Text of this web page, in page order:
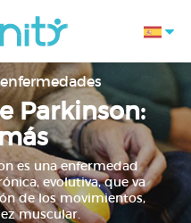
Parkinson:
es una enfermedad
evolutiva, que va
de los movimientos,
muscular.